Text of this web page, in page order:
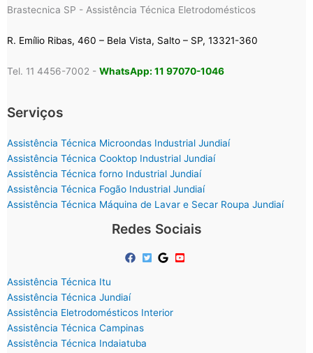
Brastecnica SP - Assistência Técnica Eletrodomésticos
R. Emílio Ribas, 460 – Bela Vista, Salto – SP, 13321-360
Tel. 11 4456-7002 - WhatsApp: 11 97070-1046
Serviços
Assistência Técnica Microondas Industrial Jundiaí
Assistência Técnica Cooktop Industrial Jundiaí
Assistência Técnica forno Industrial Jundiaí
Assistência Técnica Fogão Industrial Jundiaí
Assistência Técnica Máquina de Lavar e Secar Roupa Jundiaí
Redes Sociais
Assistência Técnica Itu
Assistência Técnica Jundiaí
Assistência Eletrodomésticos Interior
Assistência Técnica Campinas
Assistência Técnica Indaiatuba